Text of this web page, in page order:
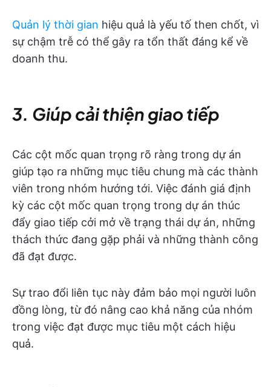
Quản lý thời gian hiệu quả là yếu tố then chốt, vì
sự chậm trễ có thể gây ra tổn thất đáng kể về
doanh thu.
3. Giúp cải thiện giao tiếp
Các cột mốc quan trọng rõ ràng trong dự án
giúp tạo ra những mục tiêu chung mà các thành
viên trong nhóm hướng tới. Việc đánh giá định
kỳ các cột mốc quan trọng trong dự án thúc
đẩy giao tiếp cởi mở về trạng thái dự án, những
thách thức đang gặp phải và những thành công
đã đạt được.
Sự trao đổi liên tục này đảm bảo mọi người luôn
đồng lòng, từ đó nâng cao khả năng của nhóm
trong việc đạt được mục tiêu một cách hiệu
quả.